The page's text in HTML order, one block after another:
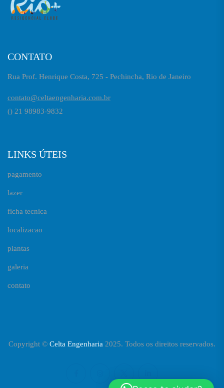
CONTATO
Rua Prof. Henrique Costa, 725 - Pechincha, Rio de Janeiro
contato@celtaengenharia.com.br
() 21 98983-9832
LINKS ÚTEIS
pagamento
lazer
ficha tecnica
localizacao
plantas
galeria
contato
Copyright © Celta Engenharia 2025. Todos os direitos reservados.